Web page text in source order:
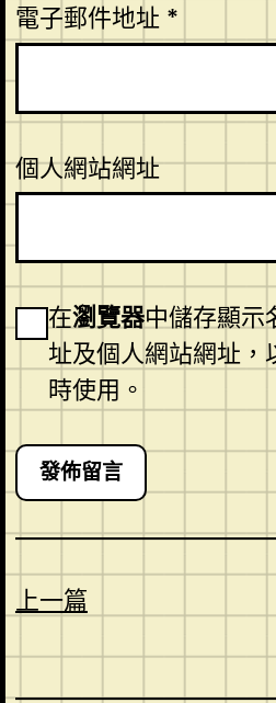
電子郵件地址 *
個人網站網址
在瀏覽器中儲存顯示
址及個人網站網址，
時使用。
上一篇